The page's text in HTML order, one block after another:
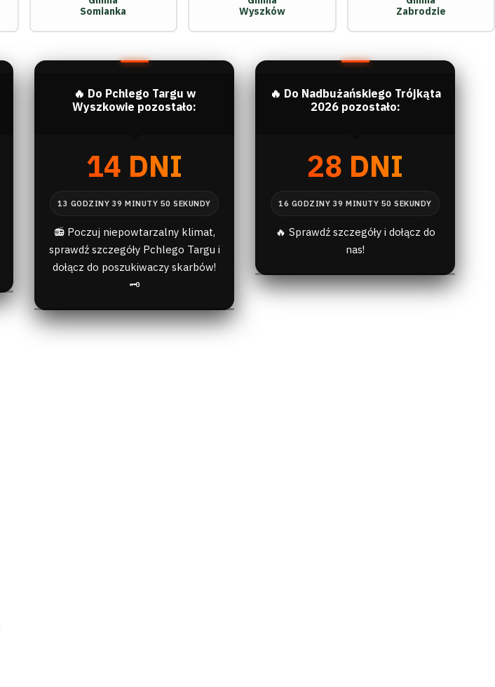
Somianka
Wyszków
Zabrodzie
🔥 Do Pchlego Targu w
Wyszkowie pozostało:
14 DNI
📻 Poczuj niepowtarzalny klimat,
sprawdź szczegóły Pchlego Targu i
dołącz do poszukiwaczy skarbów!
🗝️
🔥 Do Nadbużańskiego Trójkąta
2026 pozostało:
28 DNI
🔥 Sprawdź szczegóły i dołącz do
nas!